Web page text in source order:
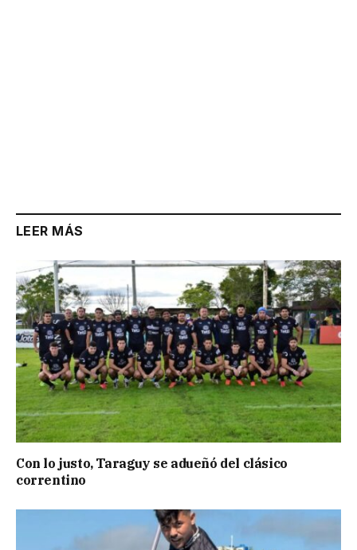
LEER MÁS
Con lo justo, Taraguy se adueñó del clásico
correntino